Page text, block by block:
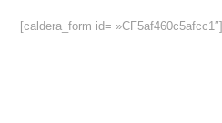
[caldera_form id= »CF5af460c5afcc1″]